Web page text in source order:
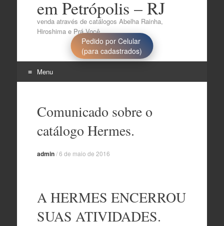
Pedido por Celular
(para cadastrados)
em Petrópolis – RJ
venda através de catálogos Abelha Rainha,
Hiroshima e Prá Você..
Menu
Comunicado sobre o
catálogo Hermes.
admin/6 de maio de 2016
A HERMES ENCERROU
SUAS ATIVIDADES.